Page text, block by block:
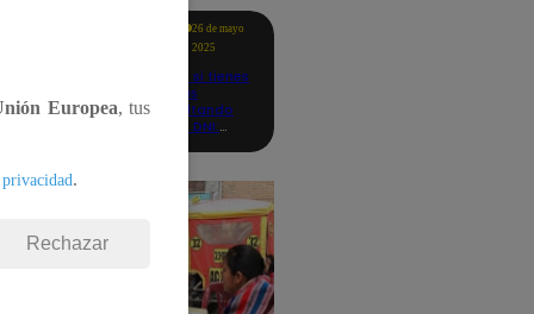
26 de mayo
2025
Revisa si tienes
deudas
consultando
con tu DNI:
Europea, tus
.
Rechazar